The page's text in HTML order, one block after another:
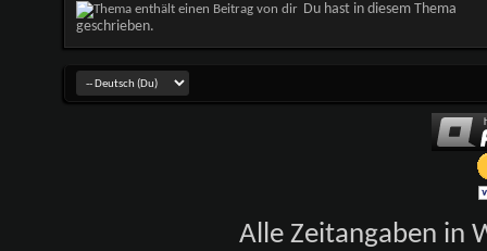
Du hast in diesem Thema
geschrieben.
Alle Zeitangaben in